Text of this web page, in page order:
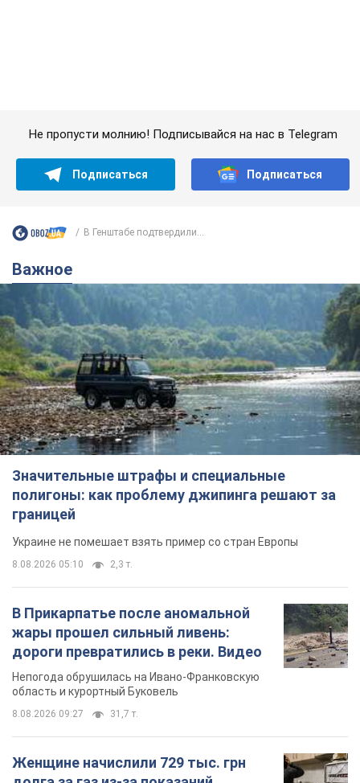
Значительные штрафы и специальные
полигоны: как проблему джипинга решают за
границей
Украине не помешает взять пример со стран Европы
8.08.2026 05:10 2,3 т.
В Прикарпатье после аномальной
жары прошел сильный ливень:
дороги превратились в реки. Видео
Непогода обрушилась на Ивано-Франковскую
область и курортный Буковель
8.08.2026 09:27 31,7 т.
долга за газ из-за показаний
неисправного счетчика: судья
вынес неожиданное решение
Нужно ли платить долг из-за доначисления
9 часов назад 31,3 т.